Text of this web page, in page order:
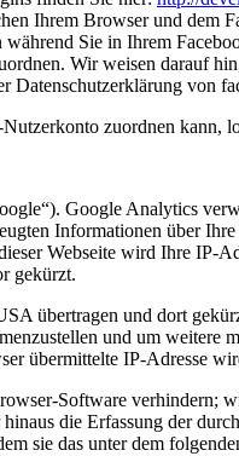
Ihrem Browser und
Sie in Ihrem
Wir weisen darauf
Datenschutzerklärung von
zuordnen kann,
Google Analytics
Informationen über
Webseite wird Ihre IP-
gekürzt.
übertragen und dort
und um
übermittelte IP-Adresse
Software verhindern;
die Erfassung der
sie das unter dem